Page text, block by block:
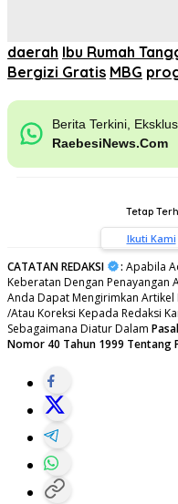
daerah Ibu Rumah
Bergizi Gratis MBG
Berita Terkini,
RaebesiNews.Com
Tetap
Ikuti Kami
CATATAN REDAKSI : Apabila
Keberatan Dengan Penayangan
Anda Dapat Mengirimkan Artikel
/Atau Koreksi Kepada Redaksi
Sebagaimana Diatur Dalam
Nomor 40 Tahun 1999 Tentang